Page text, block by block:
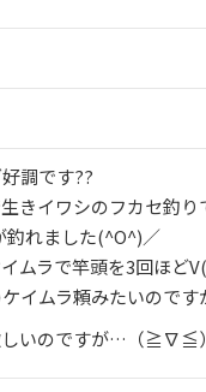
調です??
きイワシのフカセ釣
釣れました(^O^)／
ムラで竿頭を3回ほど
イムラ頼みたいので
しいのですが…（≧∇≦）